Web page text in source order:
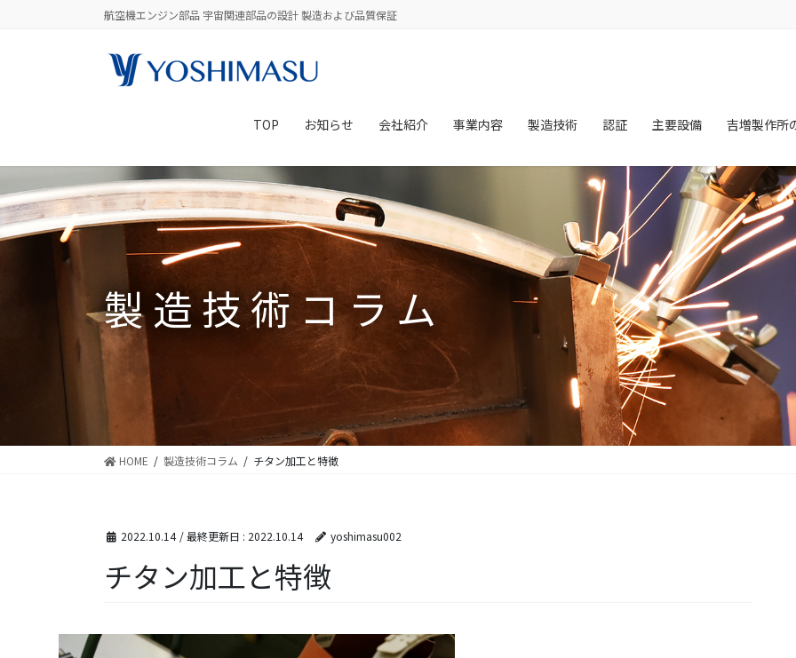
動
航空機エンジン部品 宇宙関連部品の設計 製造および品質保証
TOP お知らせ 会社紹介 事業内容 製造技術 認証 主要設備 吉増製作所
製造技術コラム
HOME 製造技術コラム チタン加工と特徴
2022.10.14 / 最終更新日 : 2022.10.14 yoshimasu002
チタン加工と特徴